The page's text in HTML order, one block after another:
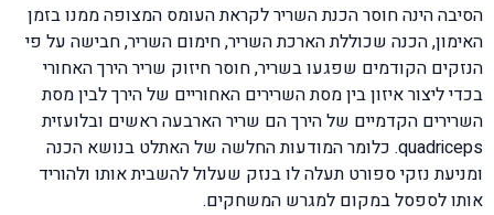
הסיבה הינה חוסר הכנת השריר לקראת העומס המצופה ממנו בזמן
האימון, הכנה שכוללת הארכת השריר, חימום השריר, חבישה על פי
הנזקים הקודמים שפגעו בשריר, חוסר חיזוק שריר הירך האחורי
בכדי ליצור איזון בין מסת השרירים האחוריים של הירך לבין מסת
השרירים הקדמיים של הירך הם שריר הארבעה ראשים ובלועזית
quadriceps. כלומר המודעות החלשה של האתלט בנושא הכנה
ומניעת נזקי ספורט תעלה לו בנזק שעלול להשבית אותו ולהוריד
אותו לספסל במקום למגרש המשחקים.